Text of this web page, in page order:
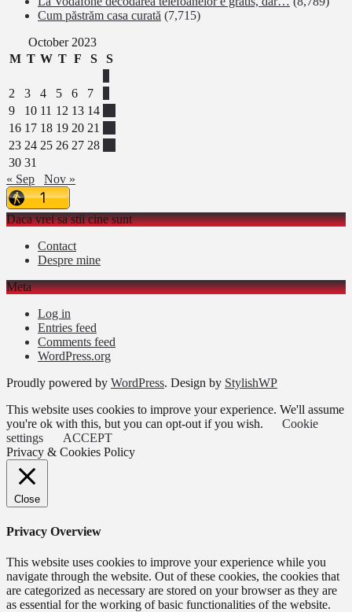
Cum păstrăm casa curată (7,715)
October 2023
M T W T F S
S
2
3 4 5 6 7
9
10 11 12 13 14
16 17 18 19 20 21
23 24 25 26 27 28
30 31
« Sep
Nov »
Daca vrei sa stii cine sunt
Contact
Despre mine
Meta
Log in
Entries feed
Comments feed
WordPress.org
Proudly powered by WordPress. Design by StylishWP
This website uses cookies to improve your experience. We'll assume
you're ok with this, but you can opt-out if you wish.
Cookie
settings
ACCEPT
Privacy & Cookies Policy
Close
Privacy Overview
This website uses cookies to improve your experience while you
navigate through the website. Out of these cookies, the cookies that
are categorized as necessary are stored on your browser as they are
as essential for the working of basic functionalities of the website.